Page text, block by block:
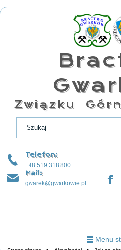
Związku
Telefon:
+48 519 318 800
Mail:
gwarek@gwarkowie.pl
Menu